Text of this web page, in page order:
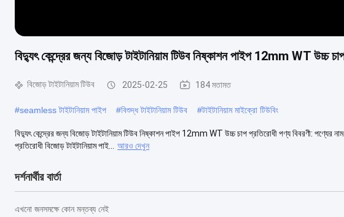
বিদ্যুৎ কেন্দ্রের জন্য বিজোড় টাইটানিয়াম টিউব নিষ্কাশন পাইপ 12mm WT উচ্চ
বিজোড় টাইটানিয়াম টিউব 2025-02-25 184 মতামত
#seamless টাইটানিয়াম পাইপ #বিশুদ্ধ টাইটানিয়াম টিউব #টাইটানিয়াম মাইক্রো টিউবিং
বিদ্যুৎ কেন্দ্রের জন্য বিজোড় টাইটানিয়াম টিউব নিষ্কাশন পাইপ 12mm WT উচ্চ চাপ প্রতিরোধী পণ্য বিবরণী: পণ্যের
প্রতিরোধী বিজোড় টাইটানিয়াম পাই...
আরও দেখুন
দর্শনার্থীর বার্তা
এখনো জনসমক্ষে কোন মন্তব্য নেই